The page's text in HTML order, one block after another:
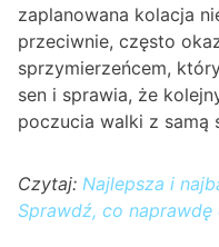
zaplanowana kolacja
przeciwnie, często
sprzymierzeńcem,
sen i sprawia, że
poczucia walki z samą
Czytaj: Najlepsza i
Sprawdź, co naprawdę